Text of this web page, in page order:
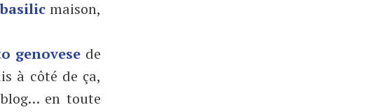
basilicmaison,
genovese de
à côté de ça,
en toute